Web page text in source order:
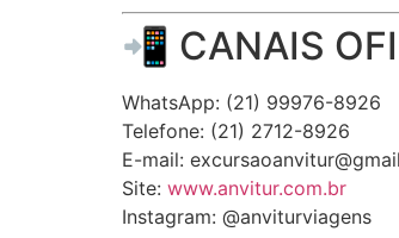
📲 CANAIS
WhatsApp: (21) 99976-8926
Telefone: (21) 2712-8926
E-mail:
Site: www.anvitur.com.br
Instagram: @anviturviagens